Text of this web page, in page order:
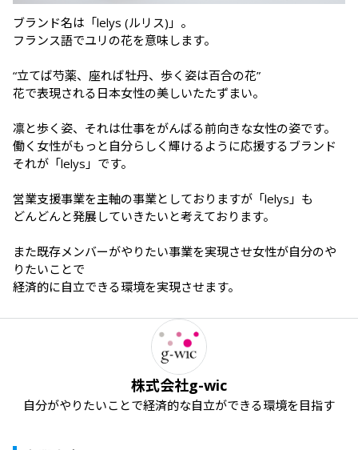
ブランド名は「lelys (ルリス)」。
フランス語でユリの花を意味します。
“立てば芍薬、座れば牡丹、歩く姿は百合の花”
花で表現される日本女性の美しいたたずまい。
凛と歩く姿、それは仕事をがんばる前向きな女性の姿です。
働く女性がもっと自分らしく輝けるように応援するブランド
それが「lelys」です。
営業支援事業を主軸の事業としておりますが「lelys」も
どんどんと発展していきたいと考えております。
また既存メンバーがやりたい事業を実現させ女性が自分のや
りたいことで
経済的に自立できる環境を実現させます。
株式会社g-wic
自分がやりたいことで経済的な自立ができる環境を目指す